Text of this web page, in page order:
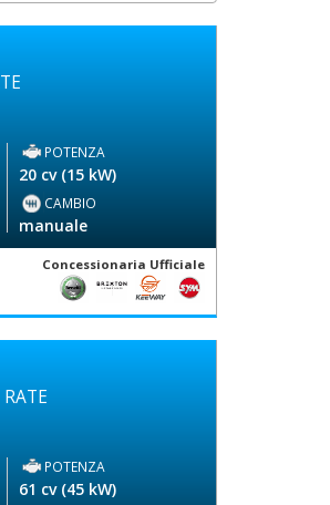
POTENZA
20 cv (15 kW)
CAMBIO
manuale
Concessionaria Ufficiale
POTENZA
61 cv (45 kW)